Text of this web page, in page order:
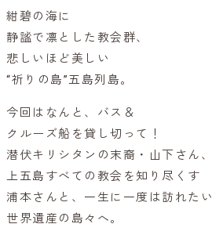
紺碧の海に
静謐で凛とした教会群、
悲しいほど美しい
“祈りの島”五島列島。
今回はなんと、バス＆
クルーズ船を貸し切って！
潜伏キリシタンの末裔・山下さん、
上五島すべての教会を知り尽くす
浦本さんと、一生に一度は訪れたい
世界遺産の島々へ。